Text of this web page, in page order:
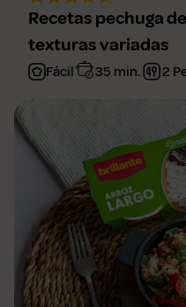
Recetas pechuga
texturas variadas
Fácil 35 min. 2